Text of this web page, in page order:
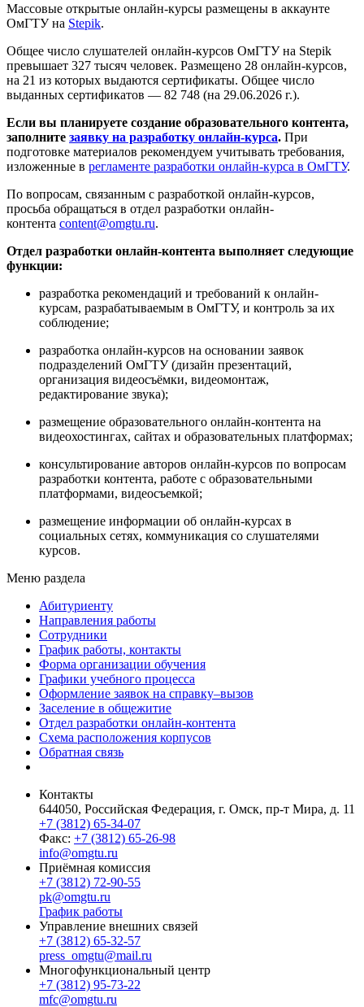
Массовые открытые онлайн-курсы размещены в аккаунте
ОмГТУ на Stepik.
Общее число слушателей онлайн-курсов ОмГТУ на Stepik
превышает 327 тысяч человек. Размещено 28 онлайн-курсов,
на 21 из которых выдаются сертификаты. Общее число
выданных сертификатов — 82 748 (на 29.06.2026 г.).
Если вы планируете создание образовательного контента,
заполните заявку на разработку онлайн-курса. При
подготовке материалов рекомендуем учитывать требования,
изложенные в регламенте разработки онлайн-курса в ОмГТУ.
По вопросам, связанным с разработкой онлайн-курсов,
просьба обращаться в отдел разработки онлайн-
контента content@omgtu.ru.
Отдел разработки онлайн-контента выполняет следующие
функции:
разработка рекомендаций и требований к онлайн-
курсам, разрабатываемым в ОмГТУ, и контроль за их
соблюдение;
разработка онлайн-курсов на основании заявок
подразделений ОмГТУ (дизайн презентаций,
организация видеосъёмки, видеомонтаж,
редактирование звука);
размещение образовательного онлайн-контента на
видеохостингах, сайтах и образовательных платформах;
консультирование авторов онлайн-курсов по вопросам
разработки контента, работе с образовательными
платформами, видеосъемкой;
размещение информации об онлайн-курсах в
социальных сетях, коммуникация со слушателями
курсов.
Меню раздела
Абитуриенту
Направления работы
Сотрудники
График работы, контакты
Форма организации обучения
Графики учебного процесса
Оформление заявок на справку–вызов
Заселение в общежитие
Отдел разработки онлайн-контента
Схема расположения корпусов
Обратная связь
Контакты
644050, Российская Федерация, г. Омск, пр-т Мира, д. 11
+7 (3812) 65-34-07
Факс: +7 (3812) 65-26-98
info@omgtu.ru
Приёмная комиссия
+7 (3812) 72-90-55
pk@omgtu.ru
График работы
Управление внешних связей
+7 (3812) 65-32-57
press_omgtu@mail.ru
Многофункциональный центр
+7 (3812) 95-73-22
mfc@omgtu.ru